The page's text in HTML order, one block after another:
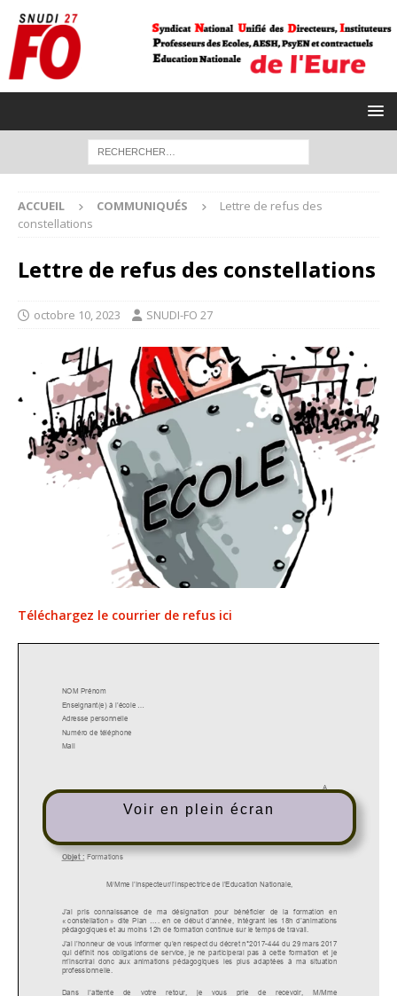
ACCUEIL COMMUNIQUÉS
Lettre de refus des
constellations
Lettre de refus des constellations
octobre 10, 2023 SNUDI-FO 27
Téléchargez le courrier de refus ici
Voir en plein écran